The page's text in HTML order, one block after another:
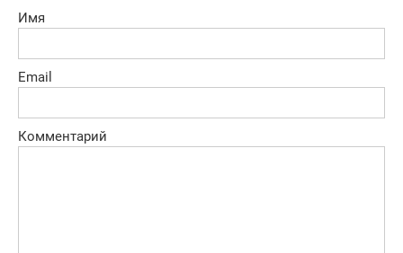
Имя
Email
Комментарий